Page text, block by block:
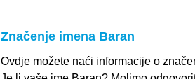
Značenje imena Baran
Ovdje možete naći informacije o